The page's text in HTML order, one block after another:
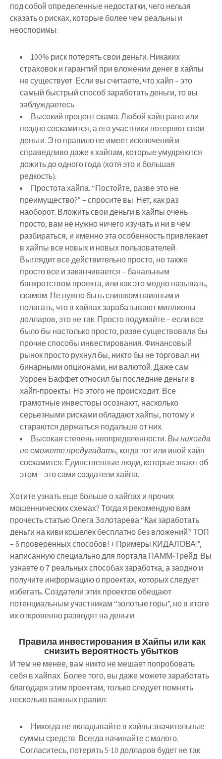
под собой определенные недостатки, чего нельзя
сказать о рисках, которые более чем реальны и
неоспоримы:
100% риск потерять свои деньги. Никаких
страховок и гарантий при вложении денег в хайпы
не существует. Если вы считаете, что хайп – это
самый быстрый способ заработать деньги, то вы
заблуждаетесь.
Высокий процент скама. Любой хайп рано или
поздно соскамится, а его участники потеряют свои
деньги. Это правило не имеет исключений и
справедливо даже к хайпам, которые умудряются
дожить до одного года (хотя это и большая
редкость).
Простота хайпа. “Постойте, разве это не
преимущество?” – спросите вы. Нет, как раз
наоборот. Вложить свои деньги в хайпы очень
просто, вам не нужно ничего изучать и ни в чем
разбираться, и именно эта особенность привлекает
в хайпы все новых и новых пользователей.
Выглядит все действительно просто, но также
просто все и заканчивается – банальным
банкротством проекта, или как это модно называть,
скамом. Не нужно быть слишком наивным и
полагать, что в хайпах зарабатывают миллионы
долларов, это не так. Просто подумайте – если все
было бы настолько просто, разве существовали бы
прочие способы инвестирования. Финансовый
рынок просто рухнул бы, никто бы не торговал ни
бинарными опционами, ни валютой. Даже сам
Уоррен Баффет относил бы последние деньги в
хайп-проекты. Но этого не происходит. Все
грамотные инвесторы осознают, насколько
серьезными рисками обладают хайпы, потому и
стараются держаться подальше от них.
Высокая степень неопределенности.Вы никогда
не сможете предугадать, когда тот или иной хайп
соскамится. Единственные люди, которые знают об
этом – это сами создатели хайпа.
Хотите узнать еще больше о хайпах и прочих
мошеннических схемах? Тогда я рекомендую вам
прочесть статью Олега Золотарева “Как заработать
деньги на киви кошелек бесплатно без вложений? ТОП
– 6 проверенных способов! + Примеры КИДАЛОВА!”,
написанную специально для портала ПАММ-Трейд. Вы
узнаете о 7 реальных способах заработка, а заодно и
получите информацию о проектах, которых следует
избегать. Создатели этих проектов обещают
потенциальным участникам “золотые горы”, но в итоге
их откровенно разводят на деньги.
Правила инвестирования в Хайпы или как
снизить вероятность убытков
И тем не менее, вам никто не мешает попробовать
себя в хайпах. Более того, вы даже можете заработать
благодаря этим проектам, только следует помнить
несколько важных правил:
Никогда не вкладывайте в хайпы значительные
суммы средств. Всегда начинайте с малого.
Согласитесь, потерять 5-10 долларов будет не так